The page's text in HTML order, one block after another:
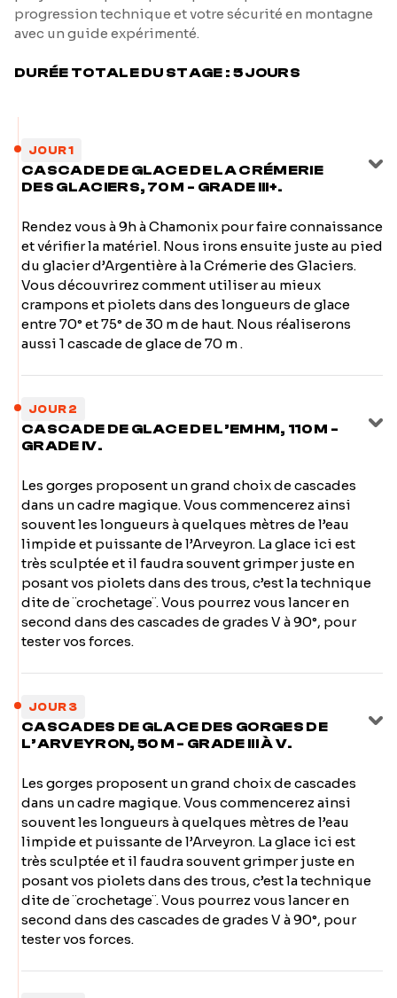
progression technique et votre sécurité en montagne
avec un guide expérimenté.
DURÉE TOTALE DU STAGE : 5 JOURS
JOUR 1
CASCADE DE GLACE DE LA CRÉMERIE
DES GLACIERS, 70 M - GRADE III+.
Rendez vous à 9h à Chamonix pour faire connaissance
et vérifier la matériel. Nous irons ensuite juste au pied
du glacier d’Argentière à la Crémerie des Glaciers.
Vous découvrirez comment utiliser au mieux
crampons et piolets dans des longueurs de glace
entre 70° et 75° de 30 m de haut. Nous réaliserons
aussi 1 cascade de glace de 70 m .
JOUR 2
CASCADE DE GLACE DE L’EMHM, 110 M -
GRADE IV.
Les gorges proposent un grand choix de cascades
dans un cadre magique. Vous commencerez ainsi
souvent les longueurs à quelques mètres de l’eau
limpide et puissante de l’Arveyron. La glace ici est
très sculptée et il faudra souvent grimper juste en
posant vos piolets dans des trous, c’est la technique
dite de ¨crochetage¨. Vous pourrez vous lancer en
second dans des cascades de grades V à 90°, pour
tester vos forces.
JOUR 3
CASCADES DE GLACE DES GORGES DE
L’ARVEYRON, 50 M - GRADE III À V.
Les gorges proposent un grand choix de cascades
dans un cadre magique. Vous commencerez ainsi
souvent les longueurs à quelques mètres de l’eau
limpide et puissante de l’Arveyron. La glace ici est
très sculptée et il faudra souvent grimper juste en
posant vos piolets dans des trous, c’est la technique
dite de ¨crochetage¨. Vous pourrez vous lancer en
second dans des cascades de grades V à 90°, pour
tester vos forces.